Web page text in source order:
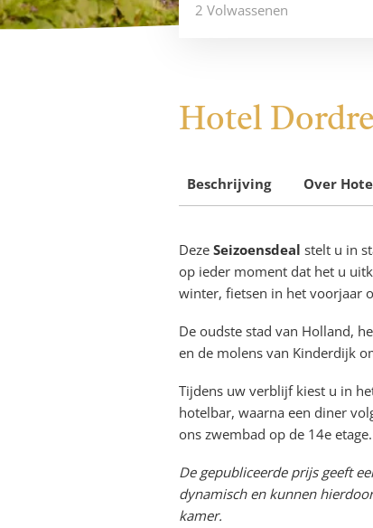
2 Volwassenen
Hotel
Beschrijving Over
Deze Seizoensdeal stelt u in
op ieder moment dat het u
winter, fietsen in het voorjaar
De oudste stad van Holland,
en de molens van Kinderdijk
Tijdens uw verblijf kiest u in
hotelbar, waarna een diner
ons zwembad op de 14e etage.
De gepubliceerde prijs geeft
dynamisch en kunnen
kamer.